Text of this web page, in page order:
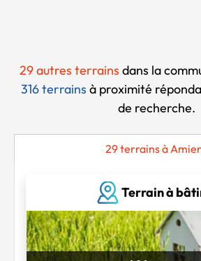
29 autres terrains dans la
316 terrains à proximité
de recherche.
29 terrains à
Terrain à